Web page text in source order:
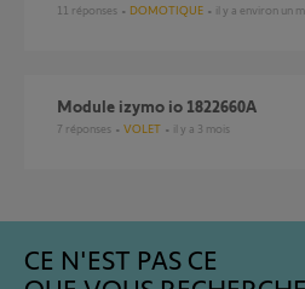
11 réponses DOMOTIQUE il y a environ un
Module izymo io 1822660A
7 réponses VOLET il y a 3 mois
CE N'EST PAS CE